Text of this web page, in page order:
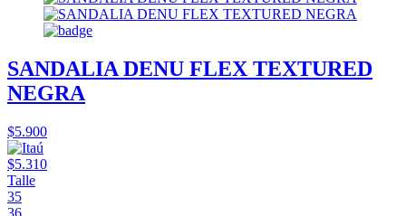
SANDALIA DENU FLEX TEXTURED
NEGRA
$5.900
$5.310
Talle
35
36